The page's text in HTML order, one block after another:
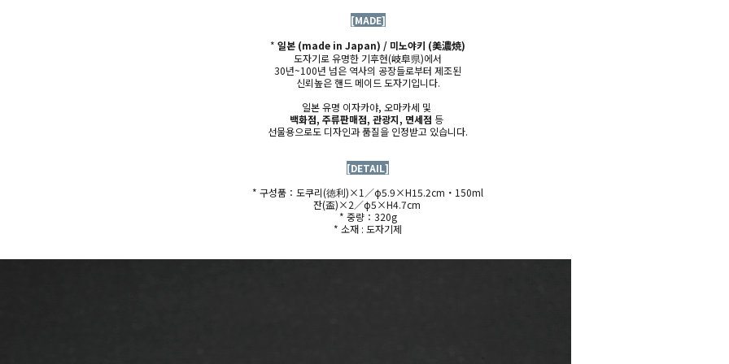
[MADE]
* 일본 (made in Japan) / 미노야키 (美濃焼)
도자기로 유명한 기후현(岐阜県)에서
30년~100년 넘은 역사의 공장들로부터 제조된
신뢰높은 핸드 메이드 도자기입니다.
일본 유명 이자카야, 오마카세 및
백화점, 주류판매점, 관광지, 면세점 등
선물용으로도 디자인과 품질을 인정받고 있습니다.
[DETAIL]
* 구성품：도쿠리(徳利)×1／φ5.9×H15.2cm・150ml
잔(盃)×2／φ5×H4.7cm
* 중량：320g
* 소재 : 도자기제